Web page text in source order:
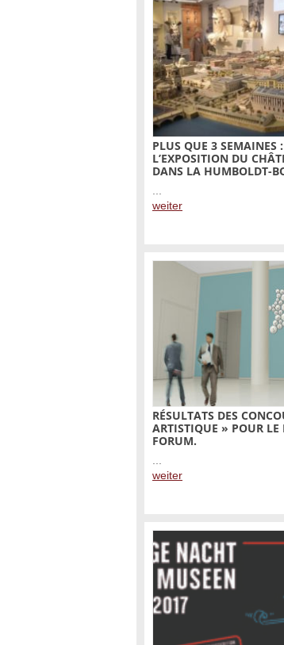
PLUS QUE 3 SEMAINES
L’EXPOSITION DU
DANS LA HUMBOLDT-
...
weiter
RÉSULTATS DES
ARTISTIQUE » POUR
FORUM.
...
weiter